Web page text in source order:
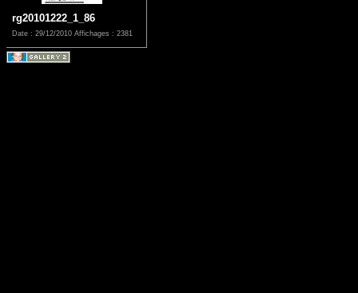
rg20101222_1_86
Date : 29/12/2010 Affichages : 2381